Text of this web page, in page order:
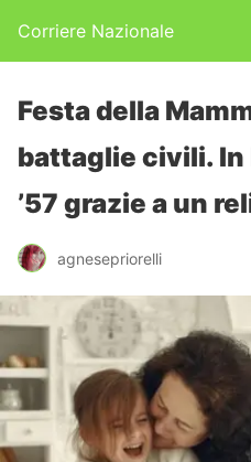
Corriere Nazionale
Festa della
battaglie civili. In
’57 grazie a un
agnesepriorelli